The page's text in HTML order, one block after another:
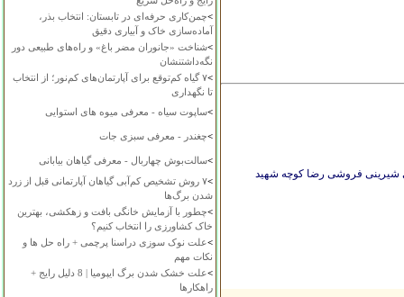
>چمن‌کاری حرفه‌ای در تابستان: انتخاب بذر،
آماده‌سازی خاک و آبیاری دقیق
>شناخت «جانوران مضر باغ» و راه‌های طبیعی دور
نگه‌داشتنشان
>
۷ گیاه کم‌توقع برای آپارتمان‌های کم‌نور؛ از انتخاب
تا نگهداری
>ساپوت سیاه - معرفی میوه های استوایی
>چغندر - معرفی سبزی جات
>سالت‌بوش چهاربال - معرفی گیاهان بیابانی
>
۷ روش تشخیص کم‌آبی گیاهان آپارتمانی قبل از زرد
شدن برگ‌ها
>چطور با آزمایش خانگی بافت و زهکشی، بهترین
خاک کشاورزی را انتخاب کنیم؟
>علت نوک سوزی دراسنا پرچمی + راه حل ها و
نکات مهم
>
علت خشک شدن برگ ایپومیا | 8 دلیل رایج +
راهکارها
شیرینی فروشی رضا کوچه شهید